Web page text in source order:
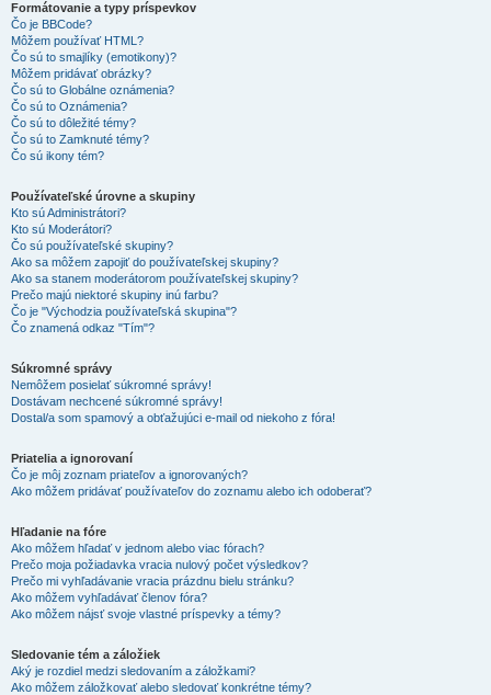
Formátovanie a typy príspevkov
Čo je BBCode?
Môžem používať HTML?
Čo sú to smajlíky (emotikony)?
Môžem pridávať obrázky?
Čo sú to Globálne oznámenia?
Čo sú to Oznámenia?
Čo sú to dôležité témy?
Čo sú to Zamknuté témy?
Čo sú ikony tém?
Používateľské úrovne a skupiny
Kto sú Administrátori?
Kto sú Moderátori?
Čo sú používateľské skupiny?
Ako sa môžem zapojiť do používateľskej skupiny?
Ako sa stanem moderátorom používateľskej skupiny?
Prečo majú niektoré skupiny inú farbu?
Čo je "Východzia používateľská skupina"?
Čo znamená odkaz "Tím"?
Súkromné správy
Nemôžem posielať súkromné správy!
Dostávam nechcené súkromné správy!
Dostal/a som spamový a obťažujúci e-mail od niekoho z fóra!
Priatelia a ignorovaní
Čo je môj zoznam priateľov a ignorovaných?
Ako môžem pridávať používateľov do zoznamu alebo ich odoberať?
Hľadanie na fóre
Ako môžem hľadať v jednom alebo viac fórach?
Prečo moja požiadavka vracia nulový počet výsledkov?
Prečo mi vyhľadávanie vracia prázdnu bielu stránku?
Ako môžem vyhľadávať členov fóra?
Ako môžem nájsť svoje vlastné príspevky a témy?
Sledovanie tém a záložiek
Aký je rozdiel medzi sledovaním a záložkami?
Ako môžem záložkovať alebo sledovať konkrétne témy?